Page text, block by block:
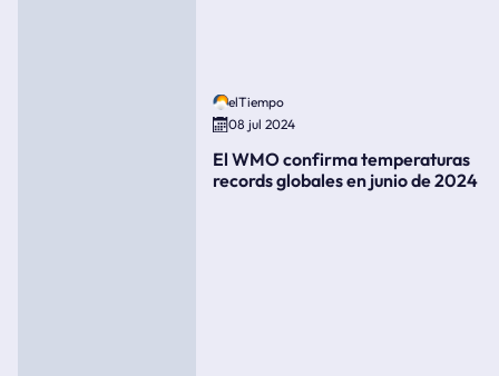
elTiempo
08 jul 2024
El WMO confirma temperaturas
records globales en junio de 2024